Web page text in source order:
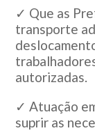
✓ Que as
transporte
autorizadas.
✓ Atuação
suprir as